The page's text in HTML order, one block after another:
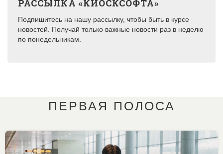
РАССЫЛКА «КИОСКСОФТА»
Подпишитесь на нашу рассылку, чтобы быть в курсе
новостей. Получай только важные новости раз в неделю
по понедельникам.
ПЕРВАЯ ПОЛОСА